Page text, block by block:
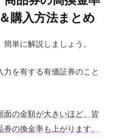
購入方法まとめ
単に解説しましょう。
を有する有価証券のこと
面の金額が大きいほど、皆
の換金率も上がります。